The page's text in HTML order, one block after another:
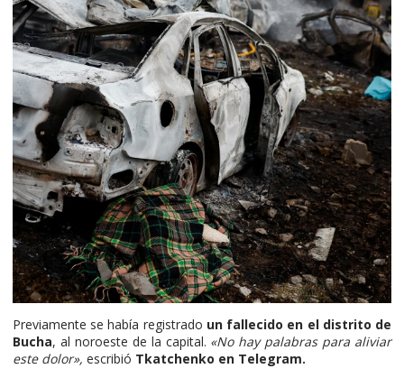
Previamente se había registrado un fallecido en el distrito de
Bucha, al noroeste de la capital. «No hay palabras para aliviar
este dolor», escribió Tkatchenko en Telegram.